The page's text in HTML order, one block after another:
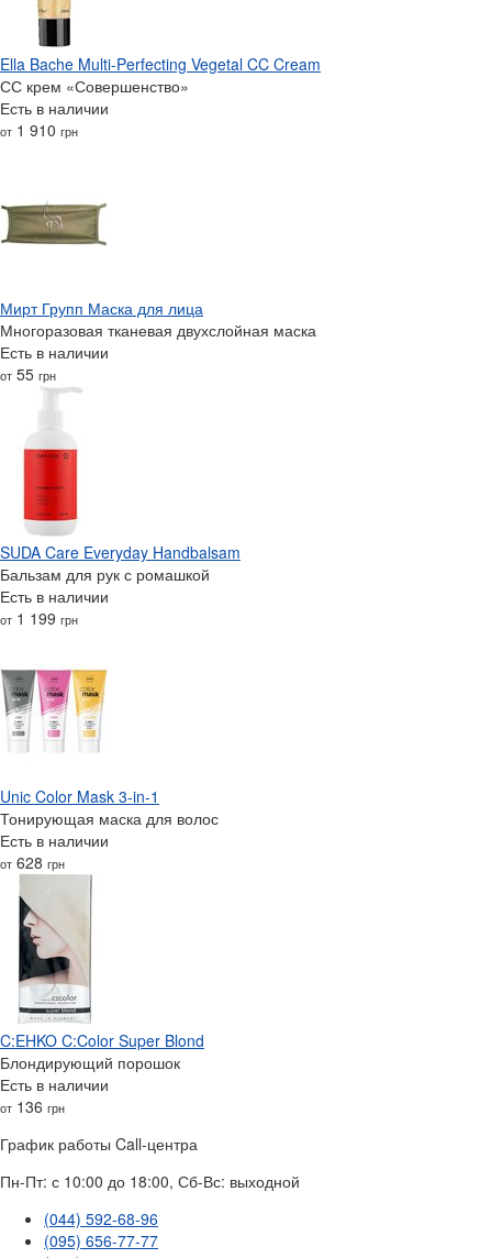
Ella Bache Multi-Perfecting Vegetal CC Cream
СС крем «Совершенство»
Есть в наличии
от 1 910 грн
Мирт Групп Маска для лица
Многоразовая тканевая двухслойная маска
Есть в наличии
от 55 грн
SUDA Care Everyday Handbalsam
Бальзам для рук с ромашкой
Есть в наличии
от 1 199 грн
Unic Color Mask 3-in-1
Тонирующая маска для волос
Есть в наличии
от 628 грн
C:EHKO C:Color Super Blond
Блондирующий порошок
Есть в наличии
от 136 грн
График работы Call-центра
Пн-Пт: с 10:00 до 18:00, Сб-Вс: выходной
(044) 592-68-96
(095) 656-77-77